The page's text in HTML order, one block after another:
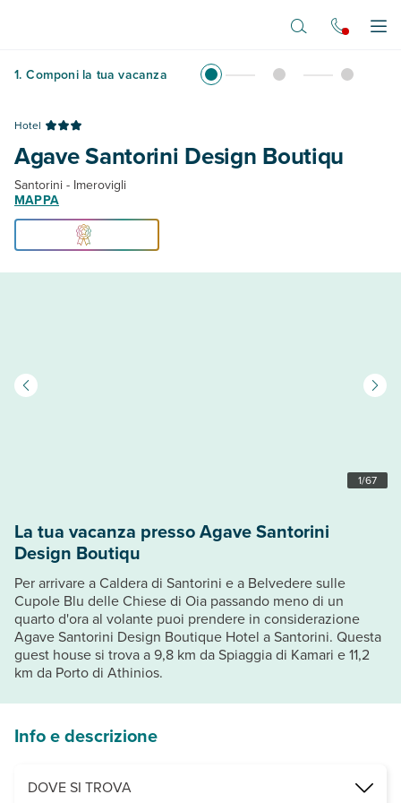
1. Componi la tua vacanza
Hotel
Agave Santorini Design Boutiqu
Santorini - Imerovigli
MAPPA
1/67
La tua vacanza presso Agave Santorini
Design Boutiqu
Per arrivare a Caldera di Santorini e a Belvedere sulle
Cupole Blu delle Chiese di Oia passando meno di un
quarto d'ora al volante puoi prendere in considerazione
Agave Santorini Design Boutique Hotel a Santorini. Questa
guest house si trova a 9,8 km da Spiaggia di Kamari e 11,2
km da Porto di Athinios.
Info e descrizione
DOVE SI TROVA